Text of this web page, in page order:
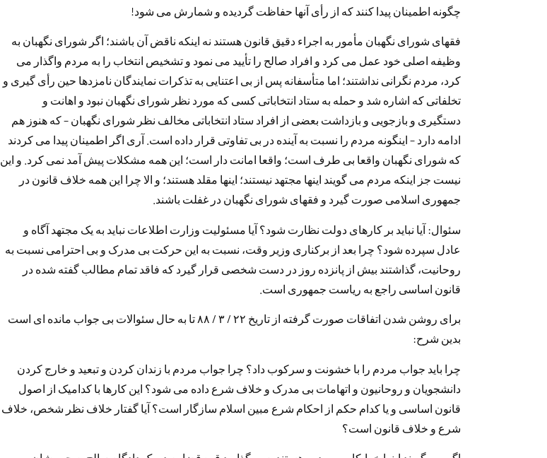
چگونه اطمینان پیدا کنند که از رأی آنها حفاظت گردیده و شمارش می شود!
فقهای شورای نگهبان مأمور به اجراء دقیق قانون هستند نه اینکه ناقض آن باشند؛ اگر شورای نگهبان به
وظیفه اصلی خود عمل می کرد و افراد صالح را تأیید می نمود و تشخیص انتخاب را به مردم واگذار می
کرد، مردم نگرانی نداشتند؛ اما متأسفانه پس از بی اعتنایی به تذکرات نمایندگان نامزدها حین رأی گیری و
تخلفاتی که اشاره شد و حمله به ستاد انتخاباتی کسی که مورد نظر شورای نگهبان نبود و اهانت و
دستگیری و بازجویی و بازداشت بعضی از افراد ستاد انتخاباتی مخالف نظر شورای نگهبان – که هنوز هم
ادامه دارد – اینگونه مردم را نسبت به آینده در بی تفاوتی قرار داده است. آری اگر اطمینان پیدا می کردند
که شورای نگهبان واقعا بی طرف است؛ واقعا امانت دار است؛ این همه مشکلات پیش آمد نمی کرد. و این
نیست جز اینکه مردم می گویند اینها مجتهد نیستند؛ اینها مقلد هستند؛ و الا چرا این همه خلاف قانون در
جمهوری اسلامی صورت گیرد و فقهای شورای نگهبان در غفلت باشند.
سئوال: آیا نباید بر کارهای دولت نظارت شود؟ آیا مسئولیت وزارت اطلاعات نباید به یک مجتهد آگاه و
عادل سپرده شود؟ چرا بعد از برکناری وزیر وقت، نسبت به این حرکت بی مدرک و بی احترامی نسبت به
روحانیت، گذاشتند بیش از پانزده روز در دست شخصی قرار گیرد که فاقد تمام مطالب گفته شده در
قانون اساسی راجع به ریاست جمهوری است.
برای روشن شدن اتفاقات صورت گرفته از تاریخ ۲۲ / ۳ / ۸۸ تا به حال سئوالات بی جواب مانده ای است
بدین شرح:
چرا باید جواب مردم را با خشونت و سرکوب داد؟ چرا جواب مردم با زندان کردن و تبعید و خارج کردن
دانشجویان و روحانیون و اتهامات بی مدرک و خلاف شرع داده می شود؟ این کارها با کدامیک از اصول
قانون اساسی و یا کدام حکم از احکام شرع مبین اسلام سازگار است؟ آیا گفتار خلاف نظر شخص، خلاف
شرع و خلاف قانون است؟